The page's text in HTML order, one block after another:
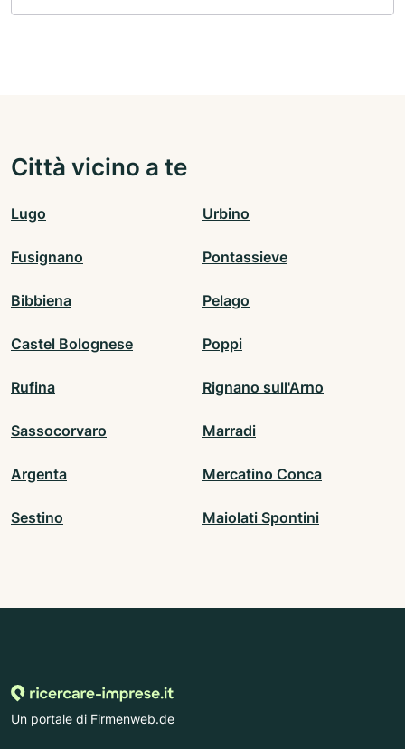
Città vicino a te
Lugo Urbino
Fusignano Pontassieve
Bibbiena Pelago
Castel Bolognese Poppi
Rufina Rignano sull'Arno
Sassocorvaro Marradi
Argenta Mercatino Conca
Sestino Maiolati Spontini
Un portale di Firmenweb.de